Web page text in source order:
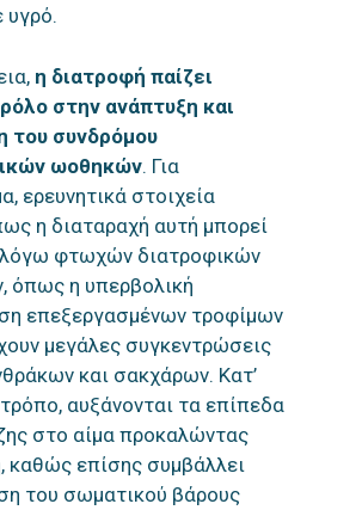
υγρό.
η διατροφή παίζει
στην ανάπτυξη και
του συνδρόμου
ωοθηκών. Για
ερευνητικά στοιχεία
η διαταραχή αυτή μπορεί
λόγω φτωχών διατροφικών
όπως η υπερβολική
επεξεργασμένων τροφίμων
μεγάλες συγκεντρώσεις
και σακχάρων. Κατ’
αυξάνονται τα επίπεδα
στο αίμα προκαλώντας
καθώς επίσης συμβάλλει
του σωματικού βάρους